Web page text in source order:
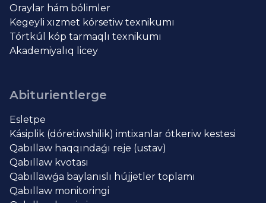
Oraylar hám bólimler
Kegeyli xızmet kórsetiw texnikumı
Tórtkúl kóp tarmaqlı texnikumı
Akademiyalıq licey
Abiturientlerge
Esletpe
Kásiplik (dóretiwshilik) imtixanlar ótkeriw kestesi
Qabıllaw haqqındaǵı reje (ustav)
Qabıllaw kvotası
Qabıllawǵa baylanıslı hújjetler toplamı
Qabıllaw monitoringi